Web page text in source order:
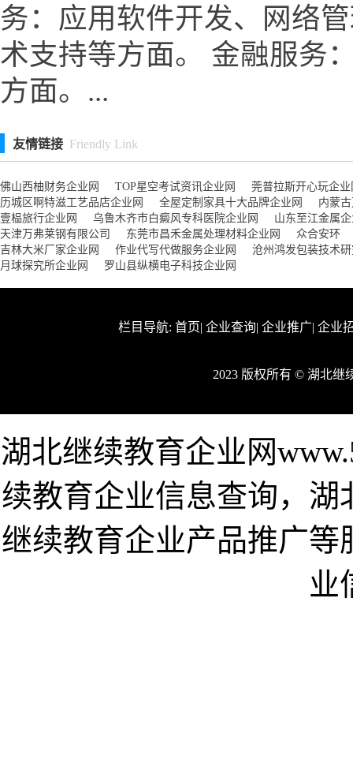
务：应用软件开发、网络
术支持等方面。 金融服务
方面。...
友情链接 Friendly Link
佛山西柚财务企业网 TOP星空考试资讯企业网
莞普拉斯开心玩企业
历城区啊特滋工艺品店企业网
全屋定制家具十大品牌企业网
内蒙
壹榀旅行企业网
乌鲁木齐市白癜风专科医院企业网
山东至江金属
天津万弗莱钢有限公司
东莞市昌禾金属处理材料企业网
众合安环
吉林大米厂家企业网
作业代写代做服务企业网
沧州鸿发包装技术
月球探究所企业网
罗山县纵横电子科技企业网
栏目导航: 首页| 企业查询| 企业推广| 企业
2023 版权所有 © 湖北
湖北继续教育企业网
续教育企业信息查询，
继续教育企业产品推广
业